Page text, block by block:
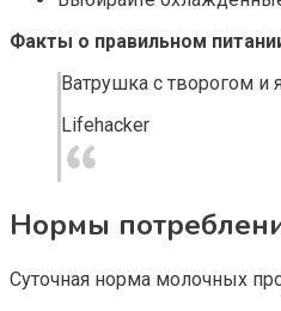
Факты о правильном
Ватрушка с творогом и
Lifehacker
Нормы
Суточная норма молочных